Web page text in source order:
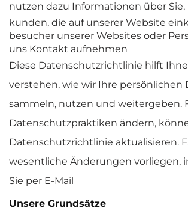
nutzen dazu Informationen über Sie,
kunden, die auf unserer Website
besucher unserer Websites oder
uns Kontakt aufnehmen
Diese Datenschutzrichtlinie hilft
verstehen, wie wir Ihre persönlichen
sammeln, nutzen und weitergeben.
Datenschutzpraktiken ändern,
Datenschutzrichtlinie aktualisieren.
wesentliche Änderungen vorliegen,
Sie per E-Mail
Unsere Grundsätze